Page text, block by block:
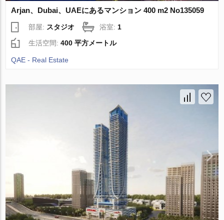
Arjan、Dubai、UAEにあるマンション 400 m2 No135059
部屋: スタジオ 浴室: 1
生活空間:400 平方メートル
QAE - Real Estate